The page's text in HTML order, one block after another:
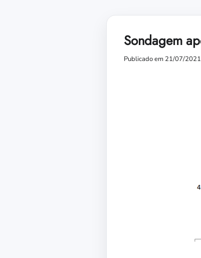
Sondagem
Publicado em 21/07/2021